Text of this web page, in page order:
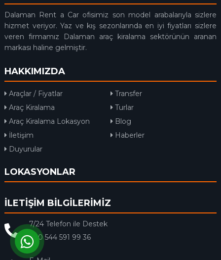
Dalaman Rent a Car ofisimiz son model arabalarıyla sizlere
hizmet veriyor. Yaz ve kış sezonlarında en iyi fiyatları sizlere
veren firmamız Dalaman araç kiralama sektörünün aranan
markası haline gelmiştir.
HAKKIMIZDA
Araçlar / Fiyatlar
Transfer
Araç Kiralama
Turlar
Araç Kiralama Lokasyon
Blog
İletişim
Haberler
Duyurular
LOKASYONLAR
İLETİŞİM BİLGİLERİMİZ
7/24 Telefon ile Destek
+90 544 591 99 36